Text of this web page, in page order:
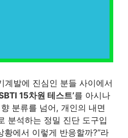
계발에 진심인 분들 사이에서
15차원 테스트’를 아시나
분류를 넘어, 개인의 내면
분석하는 정밀 진단 도구입
황에서 이렇게 반응할까?”라